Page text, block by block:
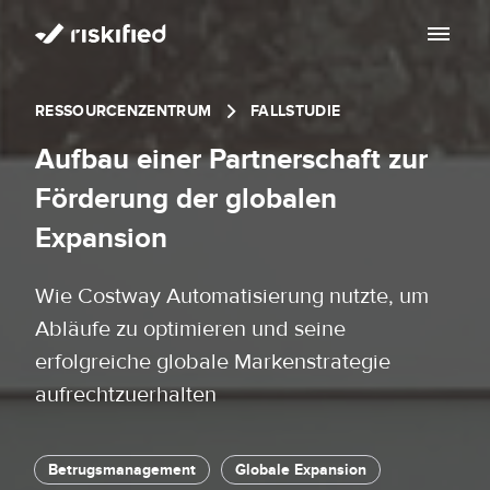
Plattform
Plattform
Adaptive Checkout
Chargeback Guarantee
Dispute Resolve
Kunden
Partners
Ressourcenzentrum
Ressourcenzentrum
Blog
Über uns
Impressum
Investors
RESSOURCENZENTRUM FALLSTUDIE
Aufbau einer Partnerschaft zur
Förderung der globalen
Expansion
Wie Costway Automatisierung nutzte, um
Abläufe zu optimieren und seine
erfolgreiche globale Markenstrategie
aufrechtzuerhalten
Betrugsmanagement Globale Expansion